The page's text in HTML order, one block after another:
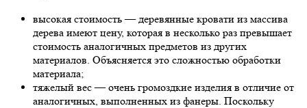
высокая стоимость — деревянные кровати из массива
дерева имеют цену, которая в несколько раз превышает
стоимость аналогичных предметов из других
материалов. Объясняется это сложностью обработки
материала;
тяжелый вес — очень громоздкие изделия в отличие от
аналогичных, выполненных из фанеры. Поскольку